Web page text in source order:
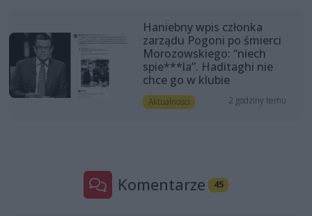
Haniebny wpis członka
zarządu Pogoni po śmierci
Morozowskiego: “niech
spie***la”. Haditaghi nie
chce go w klubie
Aktualności 2 godziny temu
Komentarze 45